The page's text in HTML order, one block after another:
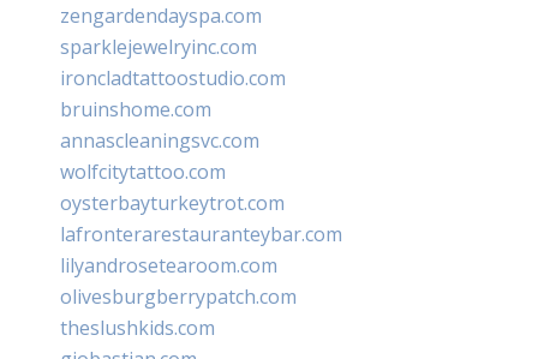
zengardendayspa.com
sparklejewelryinc.com
ironcladtattoostudio.com
bruinshome.com
annascleaningsvc.com
wolfcitytattoo.com
oysterbayturkeytrot.com
lafronterarestauranteybar.com
lilyandrosetearoom.com
olivesburgberrypatch.com
theslushkids.com